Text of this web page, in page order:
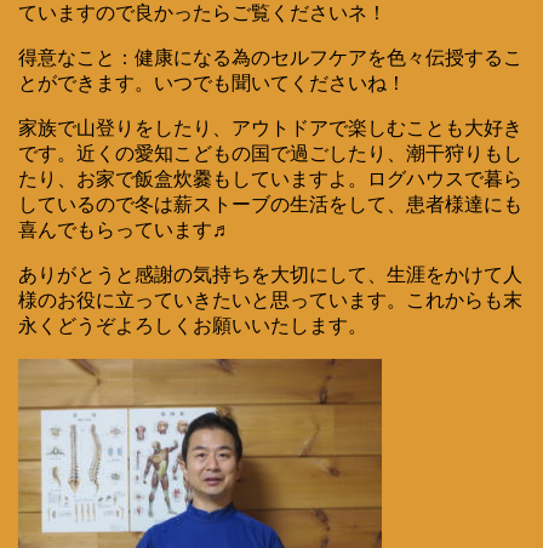
ていますので良かったらご覧くださいネ！
得意なこと：健康になる為のセルフケアを色々伝授するこ
とができます。いつでも聞いてくださいね！
家族で山登りをしたり、アウトドアで楽しむことも大好き
です。近くの愛知こどもの国で過ごしたり、潮干狩りもし
たり、お家で飯盒炊爨もしていますよ。ログハウスで暮ら
しているので冬は薪ストーブの生活をして、患者様達にも
喜んでもらっています♬
ありがとうと感謝の気持ちを大切にして、生涯をかけて人
様のお役に立っていきたいと思っています。これからも末
永くどうぞよろしくお願いいたします。